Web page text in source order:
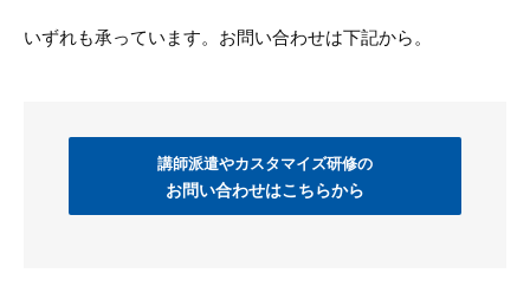
いずれも承っています。お問い合わせは下記から。
講師派遣やカスタマイズ研修の
お問い合わせはこちらから